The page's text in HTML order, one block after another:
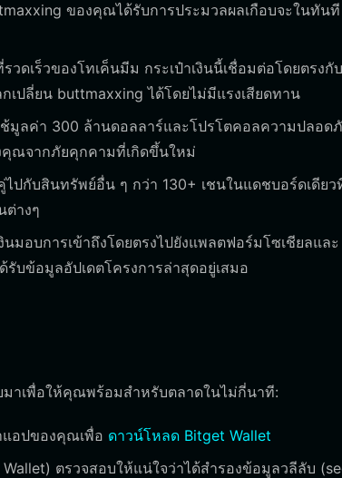
ของคุณได้รับการประมวลผลเกือบจะในทัน
ดเร็วของโทเค็นมีม กระเป๋าเงินนี้เชื่อมต่อโดยตรงกั
ปลี่ยน buttmaxxing ได้โดยไม่มีแรงเสียดทาน
มูลค่า 300 ล้านดอลลาร์และโปรโตคอลความปลอด
คุณจากภัยคุกคามที่เกิดขึ้นใหม่
ปกับสินทรัพย์อื่น ๆ กว่า 130+ เชนในแดชบอร์ดเดียว
ต่างๆ
นมอบการเข้าถึงโดยตรงไปยังแพลตฟอร์มโซเชียลและ
บข้อมูลอัปเดตโครงการล่าสุดอยู่เสมอ
มาเพื่อให้คุณพร้อมสำหรับตลาดในไม่กี่นาที:
แอปของคุณเพื่อ ดาวน์โหลด Bitget Wallet
Wallet) ตรวจสอบให้แน่ใจว่าได้สำรองข้อมูลวลีลับ